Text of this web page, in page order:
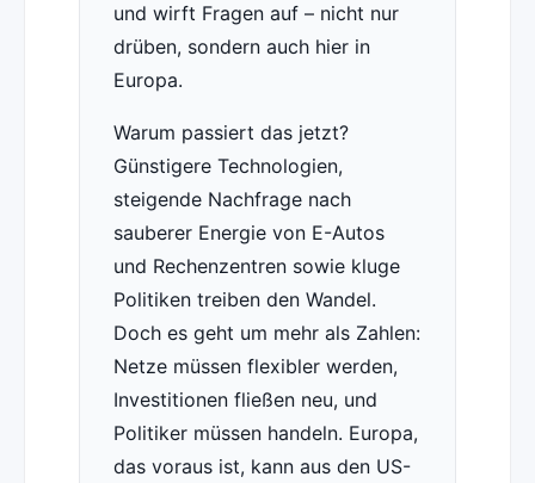
und wirft Fragen auf – nicht nur
drüben, sondern auch hier in
Europa.
Warum passiert das jetzt?
Günstigere Technologien,
steigende Nachfrage nach
sauberer Energie von E-Autos
und Rechenzentren sowie kluge
Politiken treiben den Wandel.
Doch es geht um mehr als Zahlen:
Netze müssen flexibler werden,
Investitionen fließen neu, und
Politiker müssen handeln. Europa,
das voraus ist, kann aus den US-